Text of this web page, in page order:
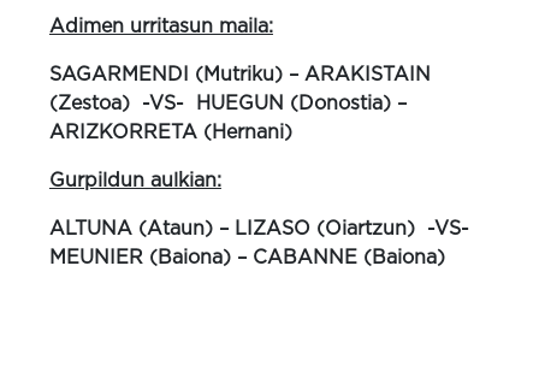
Adimen urritasun maila:
SAGARMENDI (Mutriku) – ARAKISTAIN
(Zestoa) -VS- HUEGUN (Donostia) –
ARIZKORRETA (Hernani)
Gurpildun aulkian:
ALTUNA (Ataun) – LIZASO (Oiartzun) -VS-
MEUNIER (Baiona) – CABANNE (Baiona)